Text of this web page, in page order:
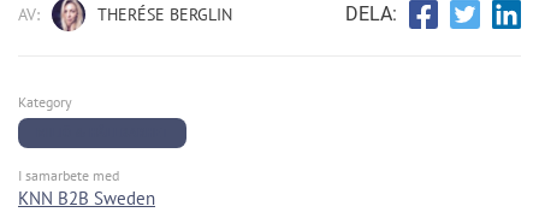
AV: THERÉSE BERGLIN DELA:
Kategory
I samarbete med
KNN B2B Sweden